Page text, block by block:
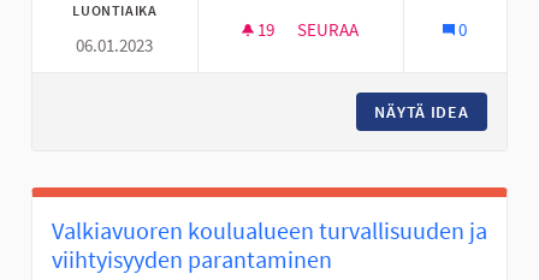
LUONTIAIKA
06.01.2023
19 19 SEURAAJAA
SEURAA 0
NÄYTÄ IDEA
Valkiavuoren koulualueen turvallisuuden ja
viihtyisyyden parantaminen